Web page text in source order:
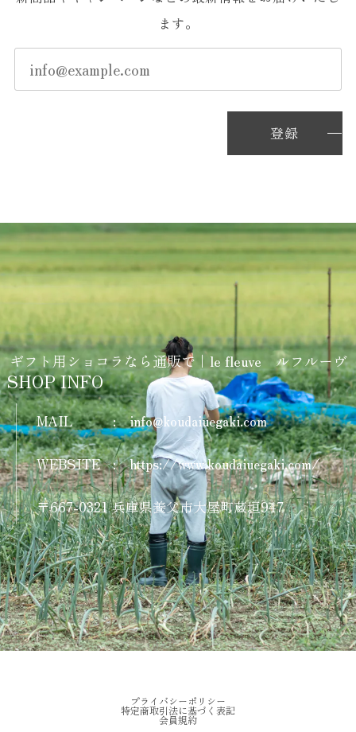
気に食べちゃいました。 本当に美味しい。 こんなに美
ただのチョコ好きなので、ありきたりな言葉しか出てこ
の人に知られたくないって思っちゃいましたが私も他の
方のおかげでle fleuveさんと出会うことが出来たわけ
で…。 出会えたことに感謝です。 美味しいチョコレー
トを有難うございました。
ガトーナンテ
2026/07/01
le fleuveのクッキー缶
2026/07/01
ルフルーヴのくるくるクロワッサン（2個）
2026/07/01
ます。
登録
ギフト用ショコラなら通販で｜le fleuve ルフルーヴ
SHOP INFO
MAIL : info@koudaiuegaki.com
WEBSITE : https://www.koudaiuegaki.com/
〒667-0321 兵庫県養父市大屋町蔵垣947
プライバシーポリシー
特定商取引法に基づく表記
会員規約